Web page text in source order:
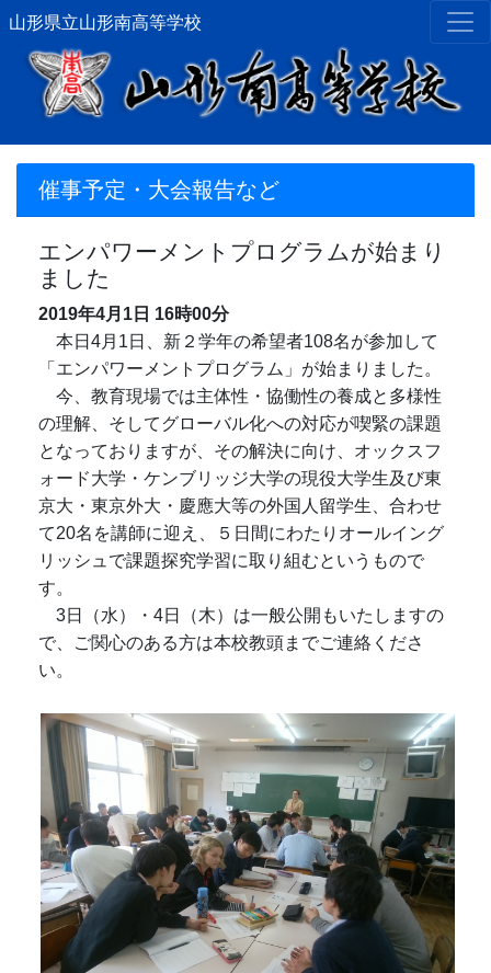
山形県立山形南高等学校
催事予定・大会報告など
エンパワーメントプログラムが始まり
ました
2019年4月1日 16時00分
本日4月1日、新２学年の希望者108名が参加して
「エンパワーメントプログラム」が始まりました。
今、教育現場では主体性・協働性の養成と多様性
の理解、そしてグローバル化への対応が喫緊の課題
となっておりますが、その解決に向け、オックスフ
ォード大学・ケンブリッジ大学の現役大学生及び東
京大・東京外大・慶應大等の外国人留学生、合わせ
て20名を講師に迎え、５日間にわたりオールイング
リッシュで課題探究学習に取り組むというもので
す。
3日（水）・4日（木）は一般公開もいたしますの
で、ご関心のある方は本校教頭までご連絡くださ
い。